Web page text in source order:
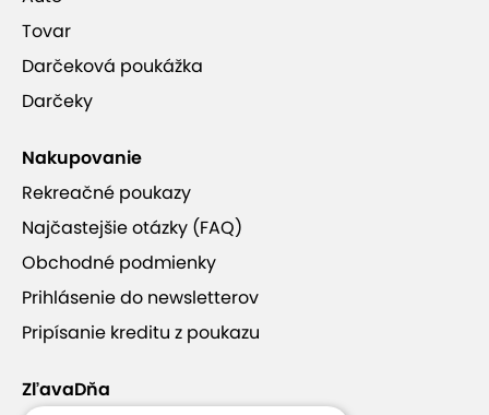
Tovar
Darčeková poukážka
Darčeky
Nakupovanie
Rekreačné poukazy
Najčastejšie otázky (FAQ)
Obchodné podmienky
Prihlásenie do newsletterov
Pripísanie kreditu z poukazu
ZľavaDňa